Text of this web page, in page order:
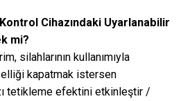
Cihazındaki Uyarlanabilir
mi?
silahlarının kullanımıyla
kapatmak istersen
tetikleme efektini etkinleştir /